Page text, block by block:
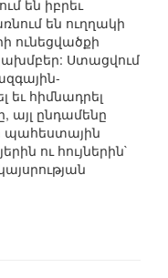
են իբրեւ
են ուղղակի
ունեցվածքի
Ստացվում
հիմնադրել
այլ ընդամենը
պահեստային
ու հույներին`